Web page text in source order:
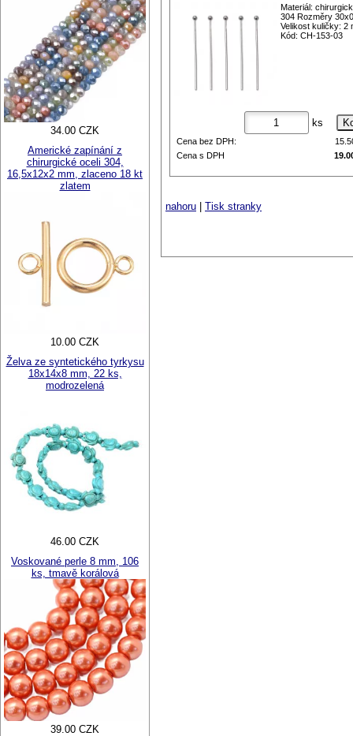
Materiál:
304 Rozměry
Velikost kuličky: 2
Kód: CH-153-03
ks
Cena bez DPH:
Cena s DPH
nahoru Tisk stranky
34.00 CZK
Americké zapínání z
chirurgické oceli 304,
16,5x12x2 mm, zlaceno 18 kt
zlatem
10.00 CZK
Želva ze syntetického tyrkysu
18x14x8 mm, 22 ks,
modrozelená
46.00 CZK
Voskované perle 8 mm, 106
ks, tmavě korálová
39.00 CZK